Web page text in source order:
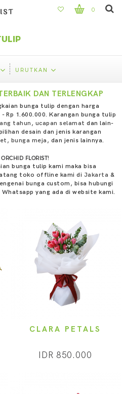
0
URUTKAN
DAN TERLENGKAP
bunga tulip dengan harga
Rp 1.600.000. Karangan bunga tulip
tahun, ucapan selamat dan lain-
desain dan jenis karangan
, bunga meja , dan jenis lainnya.
FLORIST!
bunga tulip kami maka bisa
toko offline kami di Jakarta &
bunga custom, bisa hubungi
yang ada di website kami.
CLARA PETALS
IDR 850.000